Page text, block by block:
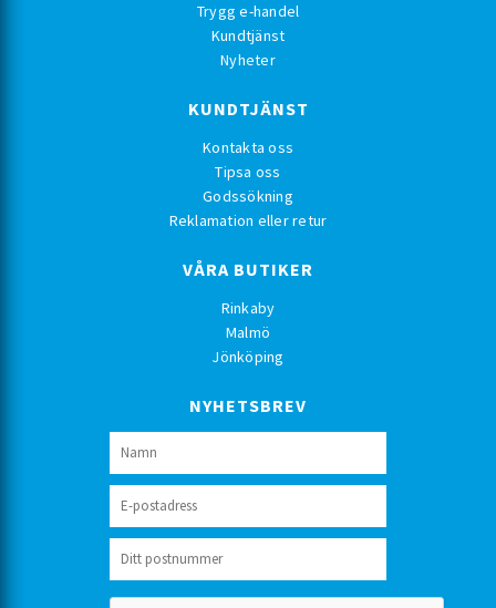
Trygg e-handel
Kundtjänst
Nyheter
KUNDTJÄNST
Kontakta oss
Tipsa oss
Godssökning
Reklamation eller retur
VÅRA BUTIKER
Rinkaby
Malmö
Jönköping
NYHETSBREV